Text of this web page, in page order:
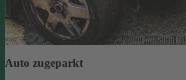
Auto zugeparkt